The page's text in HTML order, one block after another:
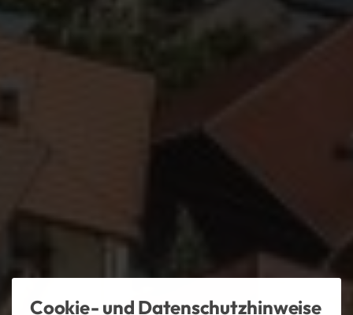
Cookie- und Datenschutzhinweise